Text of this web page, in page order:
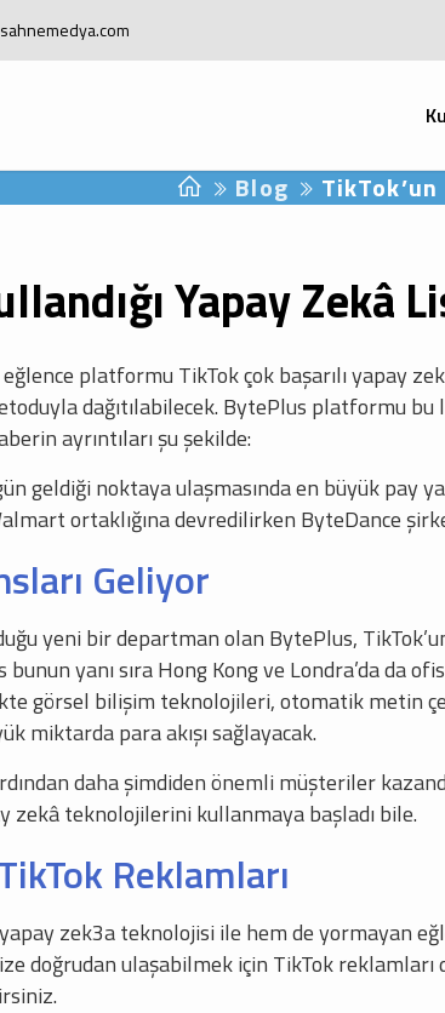
Blog
Yapay Zekâ
platformu TikTok çok başarılı yapay
dağıtılabilecek. BytePlus platformu bu
ayrıntıları şu şekilde:
geldiği noktaya ulaşmasında en büyük pay
ortaklığına devredilirken ByteDance
Geliyor
yeni bir departman olan BytePlus,
yanı sıra Hong Kong ve Londra’da da
görsel bilişim teknolojileri, otomatik metin
miktarda para akışı sağlayacak.
daha şimdiden önemli müşteriler
zekâ teknolojilerini kullanmaya başladı bile.
Reklamları
zek3a teknolojisi ile hem de yormayan
doğrudan ulaşabilmek için TikTok